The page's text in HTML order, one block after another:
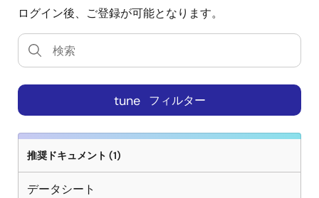
ログイン後、ご登録が可能となります。
tune フィルター
推奨ドキュメント (1)
データシート